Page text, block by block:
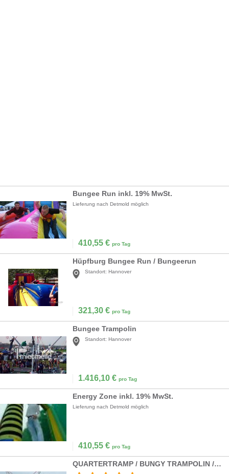
Bungee Run inkl. 19% MwSt.
Lieferung nach Detmold möglich
410,55 € pro Tag
Hüpfburg Bungee Run / Bungeerun
Standort: Hannover
321,30 € pro Tag
Bungee Trampolin
Standort: Hannover
1.416,10 € pro Tag
Energy Zone inkl. 19% MwSt.
Lieferung nach Detmold möglich
410,55 € pro Tag
QUARTERTRAMP / BUNGY TRAMPOLIN / QUADRO JUMP / BUNGEE TRAMPOLIN